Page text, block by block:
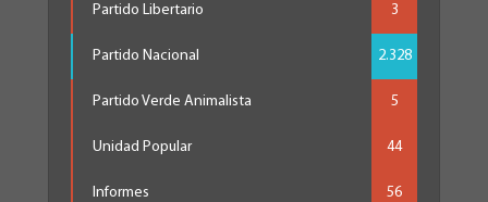
Partido Libertario 3
Partido Nacional 2.328
Partido Verde Animalista 5
Unidad Popular 44
Informes 56